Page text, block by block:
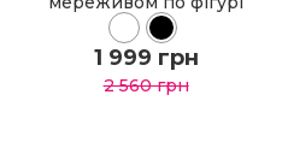
1 999 грн
2 560 грн